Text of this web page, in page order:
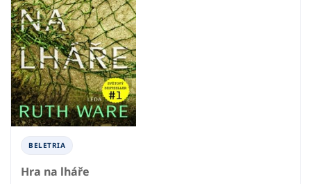
BELETRIA
Hra na lháře